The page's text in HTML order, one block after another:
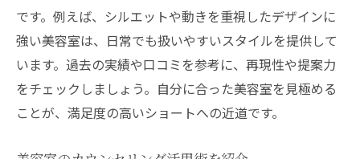
です。例えば、シルエットや動きを重視したデザインに
強い美容室は、日常でも扱いやすいスタイルを提供して
います。過去の実績や口コミを参考に、再現性や提案力
をチェックしましょう。自分に合った美容室を見極める
ことが、満足度の高いショートへの近道です。